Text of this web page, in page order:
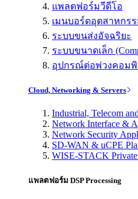
แพลตฟอร์มวีดีโอ
เมนบอร์ดอุตสาหกร
ระบบขนส่งอัจฉริยะ
ระบบขนาดเล็ก
อุปกรณ์ต่อพ่วงคอมพิ
Cloud, Networking & Servers
Industrial, Telecom
Network Interface &
Network Security
SD-WAN & uCPE
WISE-STACK
แพลตฟอร์ม DSP Processing